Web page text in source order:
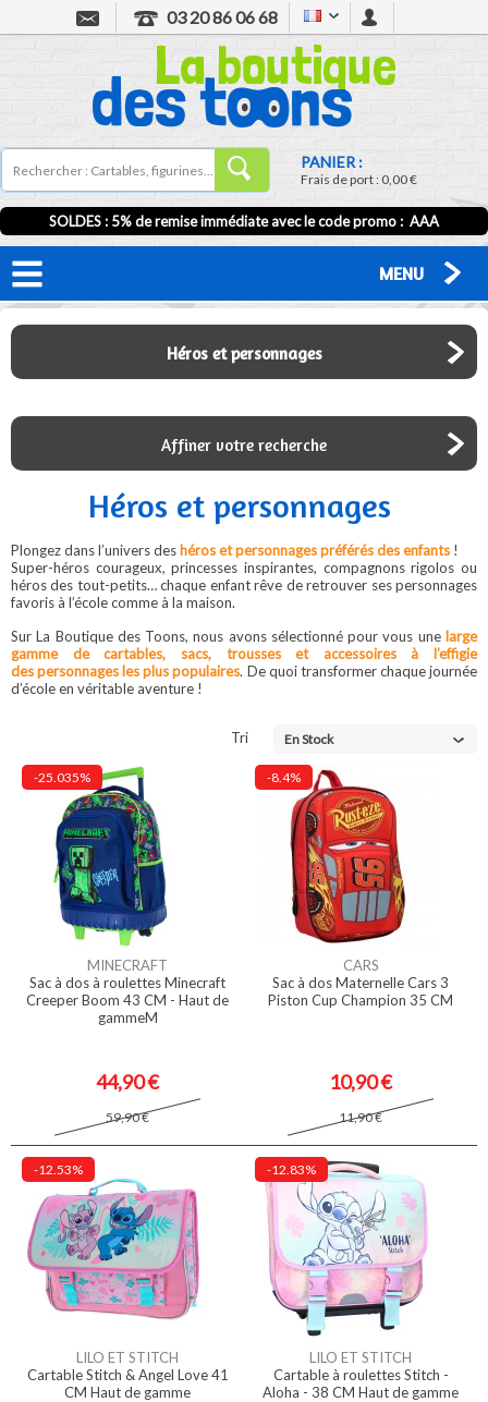
03 20 86 06 68
PANIER :
Frais de port :0,00 €
SOLDES : 5% de remise immédiate avec le code promo : AAA
MENU
Héros et personnages
Affiner votre recherche
Héros et personnages
Plongez dans l’univers des héros et personnages préférés des enfants !
Super-héros courageux, princesses inspirantes, compagnons rigolos ou
héros des tout-petits… chaque enfant rêve de retrouver ses personnages
favoris à l’école comme à la maison.
Sur La Boutique des Toons, nous avons sélectionné pour vous une large
gamme de cartables, sacs, trousses et accessoires à l’effigie
des personnages les plus populaires. De quoi transformer chaque journée
d’école en véritable aventure !
Tri En Stock
-25.035%
MINECRAFT
Sac à dos à roulettes Minecraft
Creeper Boom 43 CM - Haut de
gammeM
44,90 €
59,90 €
-8.4%
CARS
Sac à dos Maternelle Cars 3
Piston Cup Champion 35 CM
10,90 €
11,90 €
-12.53%
LILO ET STITCH
Cartable Stitch & Angel Love 41
CM Haut de gamme
-12.83%
LILO ET STITCH
Cartable à roulettes Stitch -
Aloha - 38 CM Haut de gamme